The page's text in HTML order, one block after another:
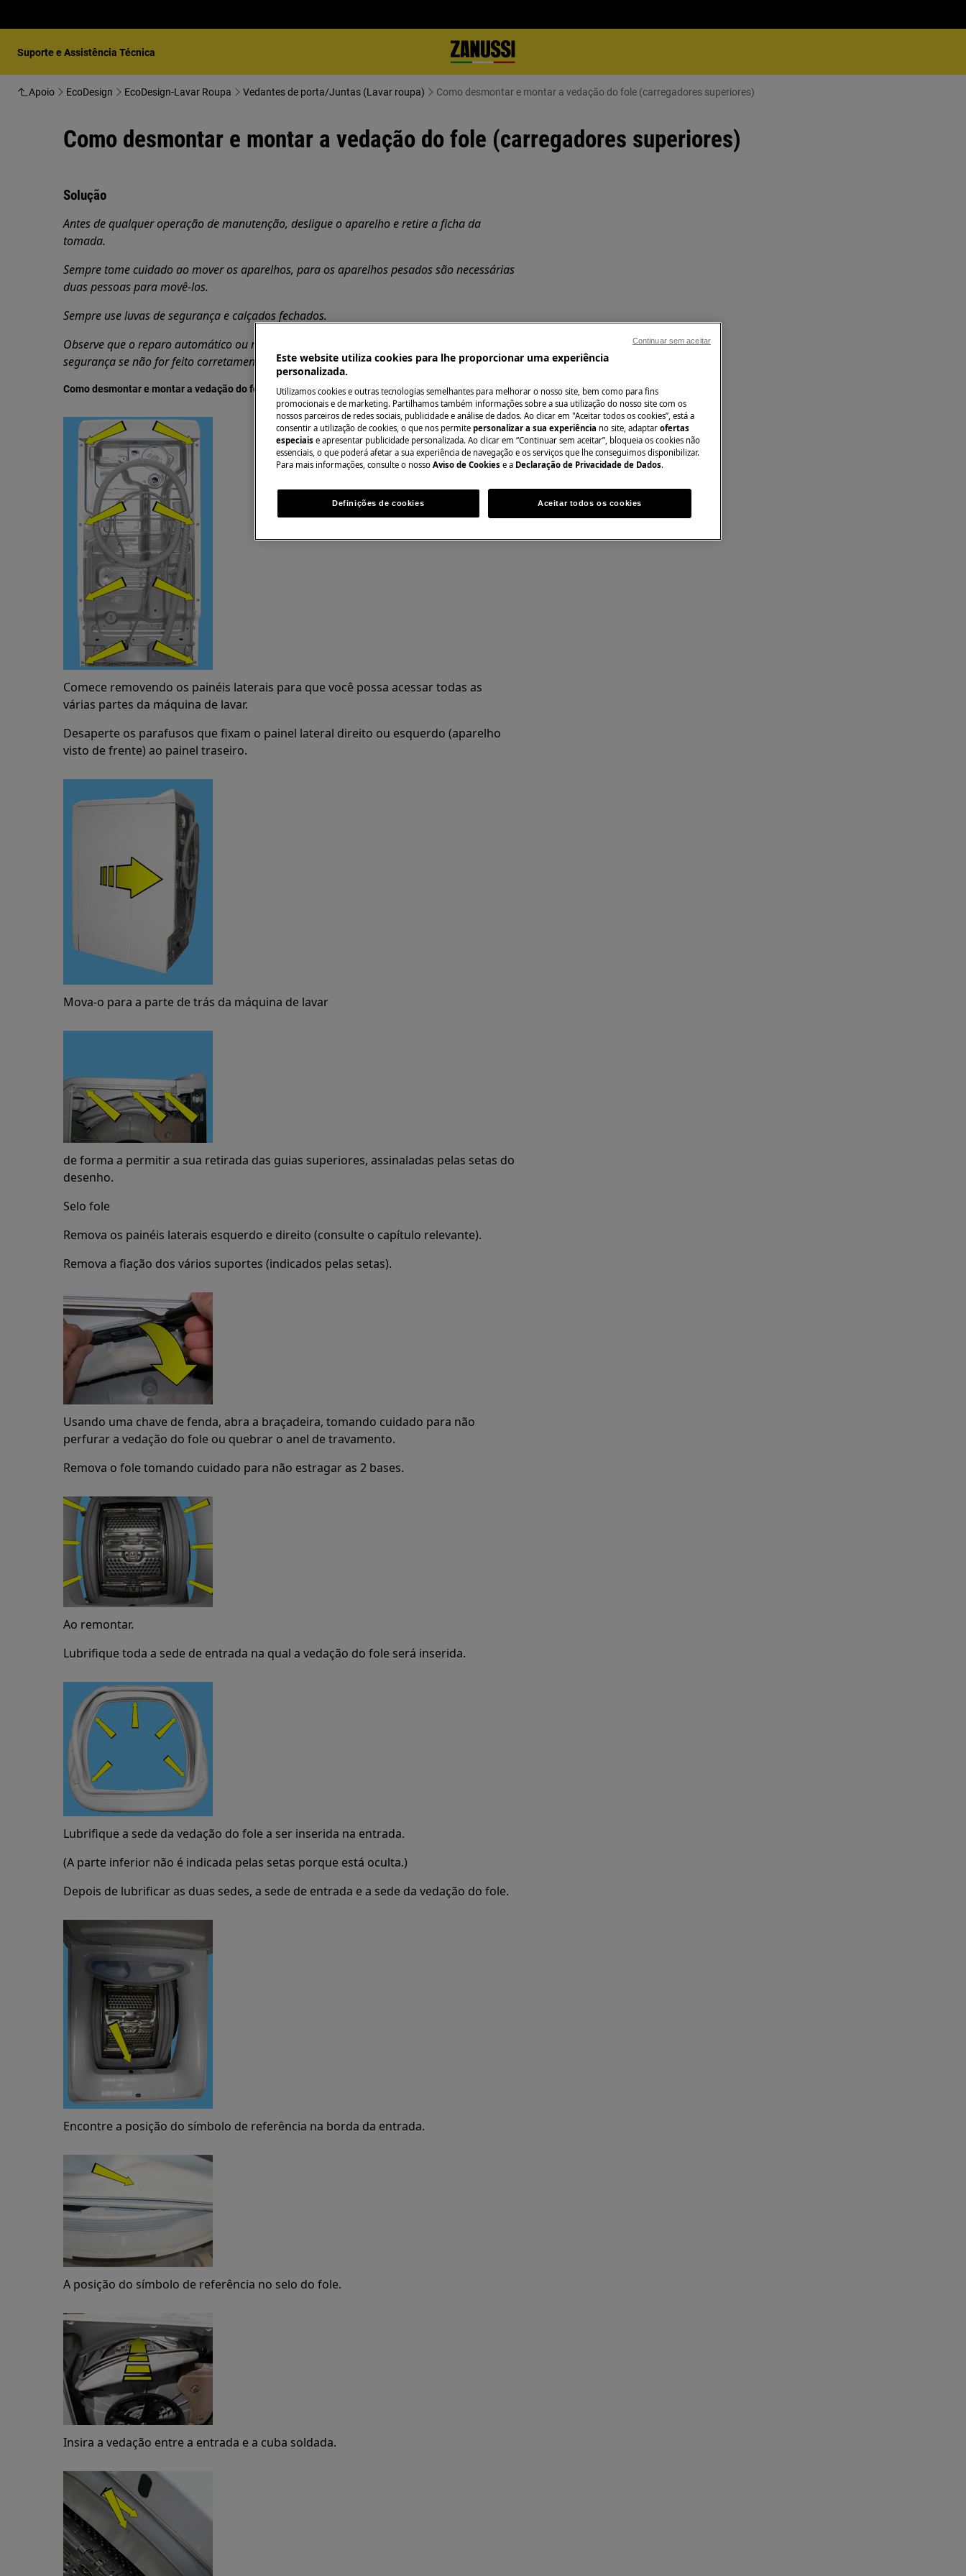
Suporte e Assistência Técnica
Apoio EcoDesign EcoDesign-Lavar Roupa Vedantes de porta/Juntas (Lavar roupa) Como desmontar e montar a vedação do fole (carregadores superiores)
Como desmontar e montar a vedação do fole (carregadores superiores)
Solução
Antes de qualquer operação de manutenção, desligue o aparelho e retire a ficha da
tomada.
Sempre tome cuidado ao mover os aparelhos, para os aparelhos pesados são necessárias
duas pessoas para movê-los.
Sempre use luvas de segurança e calçados fechados.
Observe que o reparo automático ou não profissional pode ter consequências de
segurança se não for feito corretamente
Como desmontar e montar a vedação do fole
Comece removendo os painéis laterais para que você possa acessar todas as
várias partes da máquina de lavar.
Desaperte os parafusos que fixam o painel lateral direito ou esquerdo (aparelho
visto de frente) ao painel traseiro.
Mova-o para a parte de trás da máquina de lavar
de forma a permitir a sua retirada das guias superiores, assinaladas pelas setas do
desenho.
Selo fole
Remova os painéis laterais esquerdo e direito (consulte o capítulo relevante).
Remova a fiação dos vários suportes (indicados pelas setas).
Usando uma chave de fenda, abra a braçadeira, tomando cuidado para não
perfurar a vedação do fole ou quebrar o anel de travamento.
Remova o fole tomando cuidado para não estragar as 2 bases.
Ao remontar.
Lubrifique toda a sede de entrada na qual a vedação do fole será inserida.
Lubrifique a sede da vedação do fole a ser inserida na entrada.
(A parte inferior não é indicada pelas setas porque está oculta.)
Depois de lubrificar as duas sedes, a sede de entrada e a sede da vedação do fole.
Encontre a posição do símbolo de referência na borda da entrada.
A posição do símbolo de referência no selo do fole.
Insira a vedação entre a entrada e a cuba soldada.
Este website utiliza cookies para lhe proporcionar uma experiência
personalizada.
Utilizamos cookies e outras tecnologias semelhantes para melhorar o nosso site, bem como para fins
promocionais e de marketing. Partilhamos também informações sobre a sua utilização do nosso site com os
nossos parceiros de redes sociais, publicidade e análise de dados. Ao clicar em "Aceitar todos os cookies”, está a
consentir a utilização de cookies, o que nos permite personalizar a sua experiência no site, adaptar ofertas
especiais e apresentar publicidade personalizada. Ao clicar em “Continuar sem aceitar”, bloqueia os cookies não
essenciais, o que poderá afetar a sua experiência de navegação e os serviços que lhe conseguimos disponibilizar.
Para mais informações, consulte o nosso Aviso de Cookies e a Declaração de Privacidade de Dados.
Definições de cookies Aceitar todos os cookies
Continuar sem aceitar